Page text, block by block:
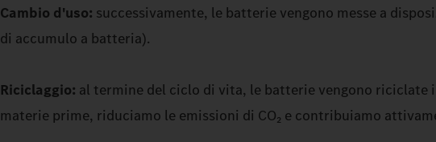
Cambio d'uso: successivamente, le batterie vengono messe a
di accumulo a batteria).
Riciclaggio: al termine del ciclo di vita, le batterie vengono
materie prime, riduciamo le emissioni di CO₂ e contribuiamo